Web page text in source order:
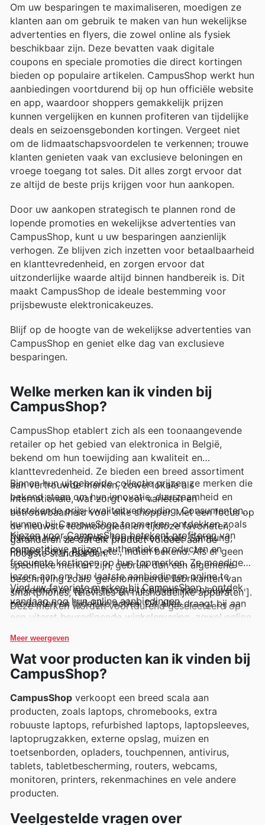
Om uw besparingen te maximaliseren, moedigen ze
klanten aan om gebruik te maken van hun wekelijkse
advertenties en flyers, die zowel online als fysiek
beschikbaar zijn. Deze bevatten vaak digitale
coupons en speciale promoties die direct kortingen
bieden op populaire artikelen. CampusShop werkt hun
aanbiedingen voortdurend bij op hun officiële website
en app, waardoor shoppers gemakkelijk prijzen
kunnen vergelijken en kunnen profiteren van tijdelijke
deals en seizoensgebonden kortingen. Vergeet niet
om de lidmaatschapsvoordelen te verkennen; trouwe
klanten genieten vaak van exclusieve beloningen en
vroege toegang tot sales. Dit alles zorgt ervoor dat
ze altijd de beste prijs krijgen voor hun aankopen.
Door uw aankopen strategisch te plannen rond de
lopende promoties en wekelijkse advertenties van
CampusShop, kunt u uw besparingen aanzienlijk
verhogen. Ze blijven zich inzetten voor betaalbaarheid
en klanttevredenheid, en zorgen ervoor dat
uitzonderlijke waarde altijd binnen handbereik is. Dit
maakt CampusShop de ideale bestemming voor
prijsbewuste elektronicakeuzes.
Blijf op de hoogte van de wekelijkse advertenties van
CampusShop en geniet elke dag van exclusieve
besparingen.
Welke merken kan ik vinden bij
CampusShop?
CampusShop etablert zich als een toonaangevende
retailer op het gebied van elektronica in België,
bekend om hun toewijding aan kwaliteit en
klanttevredenheid. Ze bieden een breed assortiment
aan vertrouwde merken, zowel lokale als
internationale, wat zorgt voor variëteit en
betrouwbaarheid voor elke shopper. Met een focus op
de nieuwste technologieën en tijdloze favorieten,
garanderen ze dat elk product voldoet aan de
hoogste standaarden.
Binnen hun uitgebreide collectie prijzen ze merken die
bekend staan om hun innovatie, duurzaamheid en
uitstekende prijs-kwaliteitverhouding. Consumenten
kunnen bij CampusShop topmerken ontdekken zoals
[Noem hier specifieke topmerken zoals Samsung,
Philips, Sony, Apple, etc., indien bekend. Als er geen
specifieke merken zijn, gebruik dan een algemene
beschrijving zoals 'gerenommeerde fabrikanten van
smartphones, televisies en huishoudelijke apparaten'].
Deze merken worden voortdurend geselecteerd op
hun populariteit en positieve feedback van klanten.
Klanten kunnen deze merken eenvoudig terugvinden
via de wekelijkse advertenties, flyers en online
catalogi van CampusShop, die regelmatig exclusieve
aanbiedingen en promoties bevatten.
Kiezen voor CampusShop betekent profiteren van
competitieve prijzen, authentieke producten en
frequente kortingen op hun topmerken. Ze moedigen
lezers aan om hun laatste aanbiedingen online te
verkennen en op de hoogte te blijven van nieuwe
producten en tijdelijke acties. Dit alles draagt bij aan
een uiterst bevredigende winkelervaring, zowel online
Vind uw favoriete merken bij CampusShop - ontdek
vandaag nog hun online aanbiedingen.
Meer weergeven
Wat voor producten kan ik vinden bij
CampusShop?
CampusShop verkoopt een breed scala aan
producten, zoals laptops, chromebooks, extra
robuuste laptops, refurbished laptops, laptopsleeves,
laptoprugzakken, externe opslag, muizen en
toetsenborden, opladers, touchpennen, antivirus,
tablets, tabletbescherming, routers, webcams,
monitoren, printers, rekenmachines en vele andere
producten.
Veelgestelde vragen over